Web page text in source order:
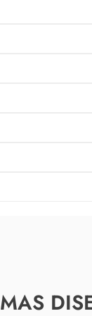
MAS